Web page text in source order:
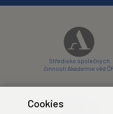
Středisko společných
činností Akademie věd
Cookies